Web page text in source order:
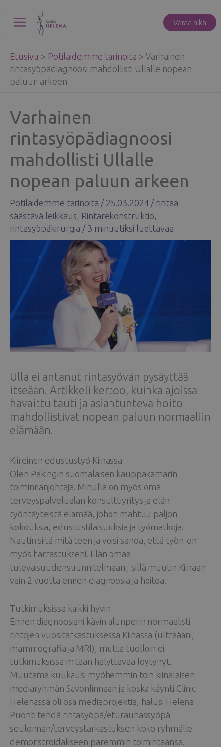
Siirry
sisältöön
Main
Menu
Varaa aika
Etusivu > Potilaidemme tarinoita > Varhainen
rintasyöpädiagnoosi mahdollisti Ullalle nopean
paluun arkeen
Varhainen
rintasyöpädiagnoosi
mahdollisti Ullalle
nopean paluun arkeen
Potilaidemme tarinoita / 25.03.2024 / rintaa
säästävä leikkaus Rintarekonstruktio
rintasyöpäkirurgia / 3 minuutiksi luettavaa
Ulla ei antanut rintasyövän pysäyttää
itseään. Artikkeli kertoo, kuinka ajoissa
havaittu tauti ja asiantunteva hoito
mahdollistivat nopean paluun normaaliin
elämään.
Kiireinen edustustyö Kiinassa
Olen Pekingin suomalaisen kauppakamarin
toiminnanjohtaja. Minulla on myös oma
terveyspalvelualan konsulttiyritys ja elän
työntäyteistä elämää, johon mahtuu paljon
kokouksia, edustustilaisuuksia ja työmatkoja.
Nautin siitä mitä teen ja voisi sanoa, että työni on
myös harrastukseni. Elän omaa
tulevaisuudensuunnitelmaani, sillä muutin Kiinaan
vain 2 vuotta ennen diagnoosia ja hoitoa.
Tutkimuksissa kaikki hyvin
Ennen diagnoosiani kävin alunperin normaalisti
rintojen vuositarkastuksessa Kiinassa (ultraääni,
mammografia ja MRI), mutta tuolloin ei
tutkimuksissa mitään hälyttävää löytynyt.
Muutama kuukausi myöhemmin toin kiinalaisen
mediaryhmän Savonlinnaan ja koska käynti Clinic
Helenassa oli osa mediaprojektia, halusi Helena
Puonti tehdä rintasyöpä/eturauhassyöpä
seulonnan/terveystarkastuksen koko ryhmälle
demonstroidakseen paremmin toimintaansa.